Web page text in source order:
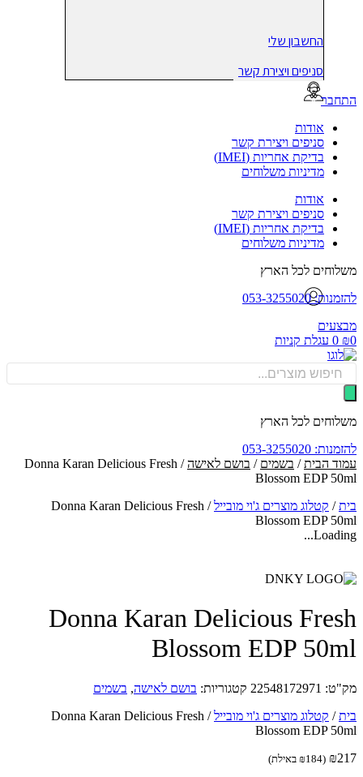
החשבון שלי
סניפים ויצירת קשר
אודות
סניפים ויצירת קשר
בדיקת אחריות (IMEI)
מדיניות משלוחים
אודות
סניפים ויצירת קשר
בדיקת אחריות (IMEI)
מדיניות משלוחים
לכל הארץ
053-3255020
0 עגלת קניות
לכל הארץ
053-3255020
הבית/בשמים/בושם לאישה
/ Donna Karan Delicious Fresh
Blossom EDP
/קטלוג מוצרים ג'וי מובייל/
Donna Karan Delicious Fresh
Blossom EDP
Donna Karan Delicious
Blossom EDP
22548172971 קטגוריות:בושם לאישה,בשמים
/קטלוג מוצרים ג'וי מובייל/
Donna Karan Delicious Fresh
Blossom EDP
₪
(
₪ 184 באילת)